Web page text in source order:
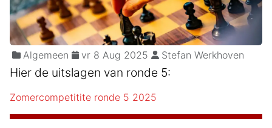
Algemeen vr 8 Aug 2025 Stefan Werkhoven
Hier de uitslagen van ronde 5:
Zomercompetitite ronde 5 2025